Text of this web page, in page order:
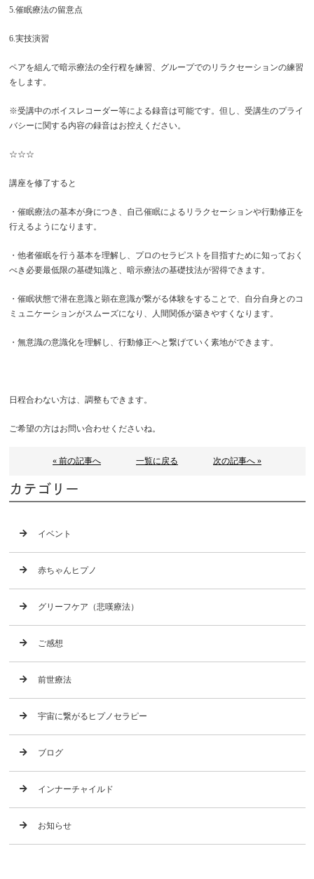
5.催眠療法の留意点
6.実技演習
ペアを組んで暗示療法の全行程を練習、グループでのリラクセーションの練習
をします。
※受講中のボイスレコーダー等による録音は可能です。但し、受講生のプライ
バシーに関する内容の録音はお控えください。
☆☆☆
講座を修了すると
・催眠療法の基本が身につき、自己催眠によるリラクセーションや行動修正を
行えるようになります。
・他者催眠を行う基本を理解し、プロのセラピストを目指すために知っておく
べき必要最低限の基礎知識と、暗示療法の基礎技法が習得できます。
・催眠状態で潜在意識と顕在意識が繋がる体験をすることで、自分自身とのコ
ミュニケーションがスムーズになり、人間関係が築きやすくなります。
・無意識の意識化を理解し、行動修正へと繋げていく素地ができます。
日程合わない方は、調整もできます。
ご希望の方はお問い合わせくださいね。
« 前の記事へ 一覧に戻る 次の記事へ »
カテゴリー
イベント
赤ちゃんヒプノ
グリーフケア（悲嘆療法）
ご感想
前世療法
宇宙に繋がるヒプノセラピー
ブログ
インナーチャイルド
お知らせ